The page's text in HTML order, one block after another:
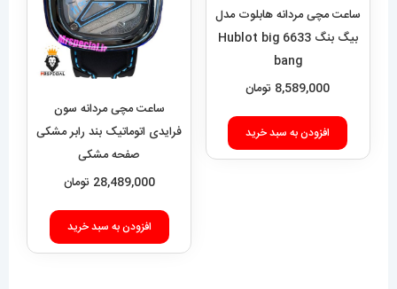
ساعت مچی مردانه هابلوت مدل
بیگ بنگ 6633 Hublot big
bang
8,589,000 تومان
افزودن به سبد خرید
ساعت مچی مردانه سون
فرایدی اتوماتیک بند رابر مشکی
صفحه مشکی
SEVENFRIDAY 021408
28,489,000 تومان
افزودن به سبد خرید